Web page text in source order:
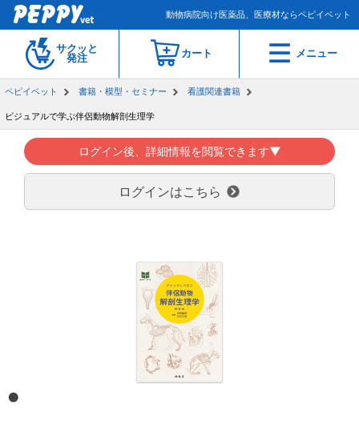
動物病院向け医薬品、医療材ならペピイベット
サクッと
発注
カート メニュー
ペピイベット 書籍・模型・セミナー 看護関連書籍
ビジュアルで学ぶ伴侶動物解剖生理学
ログイン後、詳細情報を閲覧できます▼
ログインはこちら